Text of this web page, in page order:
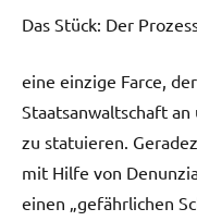
Das Stück: Der
eine einzige Farce,
Staatsanwaltschaft
zu statuieren.
mit Hilfe von
einen „gefährlichen